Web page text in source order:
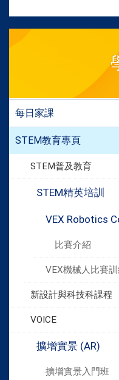
每日家課
STEM教育專頁
STEM普及教育
STEM精英培訓
VEX Robotics
比賽介紹
VEX機械人比賽
新設計與科技科課程
VOICE
擴增實景 (AR)
擴增實景入門班